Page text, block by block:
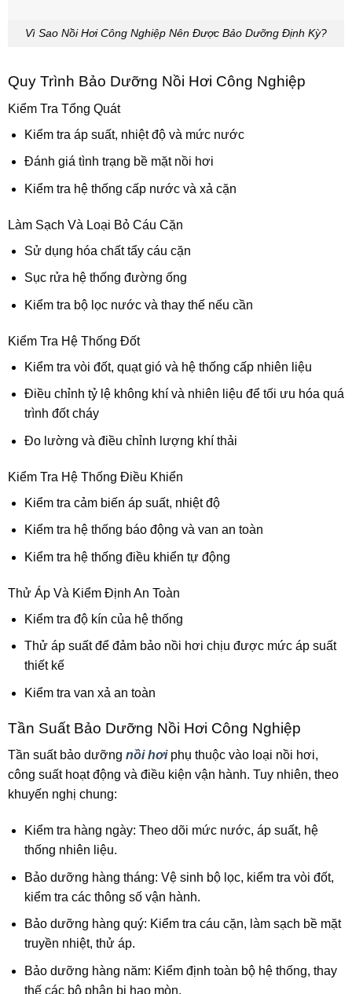
Vì Sao Nồi Hơi Công Nghiệp Nên Được Bảo Dưỡng Định Kỳ?
Quy Trình Bảo Dưỡng Nồi Hơi Công Nghiệp
Kiểm Tra Tổng Quát
Kiểm tra áp suất, nhiệt độ và mức nước
Đánh giá tình trạng bề mặt nồi hơi
Kiểm tra hệ thống cấp nước và xả cặn
Làm Sạch Và Loại Bỏ Cáu Cặn
Sử dụng hóa chất tẩy cáu cặn
Sục rửa hệ thống đường ống
Kiểm tra bộ lọc nước và thay thế nếu cần
Kiểm Tra Hệ Thống Đốt
Kiểm tra vòi đốt, quạt gió và hệ thống cấp nhiên liệu
Điều chỉnh tỷ lệ không khí và nhiên liệu để tối ưu hóa quá
trình đốt cháy
Đo lường và điều chỉnh lượng khí thải
Kiểm Tra Hệ Thống Điều Khiển
Kiểm tra cảm biến áp suất, nhiệt độ
Kiểm tra hệ thống báo động và van an toàn
Kiểm tra hệ thống điều khiển tự động
Thử Áp Và Kiểm Định An Toàn
Kiểm tra độ kín của hệ thống
Thử áp suất để đảm bảo nồi hơi chịu được mức áp suất
thiết kế
Kiểm tra van xả an toàn
Tần Suất Bảo Dưỡng Nồi Hơi Công Nghiệp
Tần suất bảo dưỡng nồi hơiphụ thuộc vào loại nồi hơi,
công suất hoạt động và điều kiện vận hành. Tuy nhiên, theo
khuyến nghị chung:
Kiểm tra hàng ngày: Theo dõi mức nước, áp suất, hệ
thống nhiên liệu.
Bảo dưỡng hàng tháng: Vệ sinh bộ lọc, kiểm tra vòi đốt,
kiểm tra các thông số vận hành.
Bảo dưỡng hàng quý: Kiểm tra cáu cặn, làm sạch bề mặt
truyền nhiệt, thử áp.
Bảo dưỡng hàng năm: Kiểm định toàn bộ hệ thống, thay
thế các bộ phận bị hao mòn.